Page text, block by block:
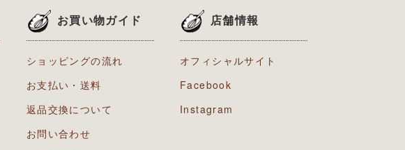
お買い物ガイド
ショッピングの流れ
お支払い・送料
返品交換について
お問い合わせ
店舗情報
オフィシャルサイト
Facebook
Instagram